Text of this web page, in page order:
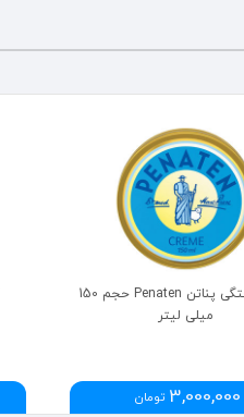
کرم سوختگی پناتن Penaten حجم 150
میلی لیتر
3,000,000 تومان